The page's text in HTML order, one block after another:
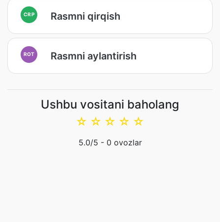
CRP Rasmni qirqish
ROT Rasmni aylantirish
Ushbu vositani baholang
☆
☆
☆
☆
☆
5.0/5 - 0 ovozlar